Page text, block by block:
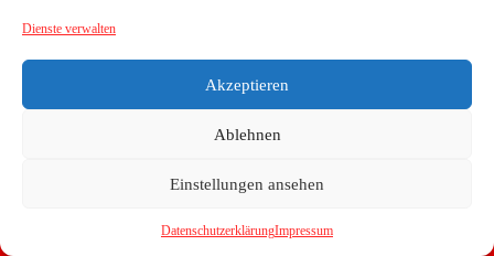
Dienste verwalten
Akzeptieren
Ablehnen
Einstellungen ansehen
DatenschutzerklärungImpressum